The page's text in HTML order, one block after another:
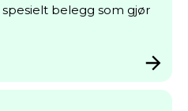
belegg som gjør